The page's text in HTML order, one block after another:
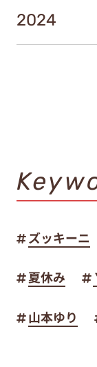
2024
ズッキーニ
夏休み
山本ゆり